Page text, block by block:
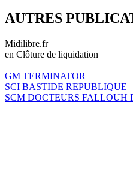
AUTRES
Midilibre.fr
en Clôture de liquidation
GM TERMINATOR
SCI BASTIDE REPUBLIQUE
SCM DOCTEURS FALLOUH